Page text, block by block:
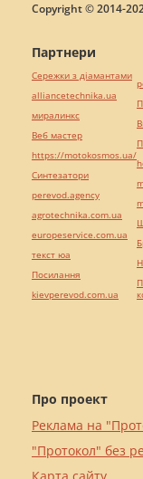
Copyright © 2014-
Про проект
Реклама на
"Протокол" без
Партнери
Сережки з діамантами
alliancetechnika.ua
миралинкс
Веб мастер
https://motokosmos.ua/
Синтезатори
perevod.agency
agrotechnika.com.ua
europeservice.com.ua
текст юа
Посилання
kievperevod.com.ua